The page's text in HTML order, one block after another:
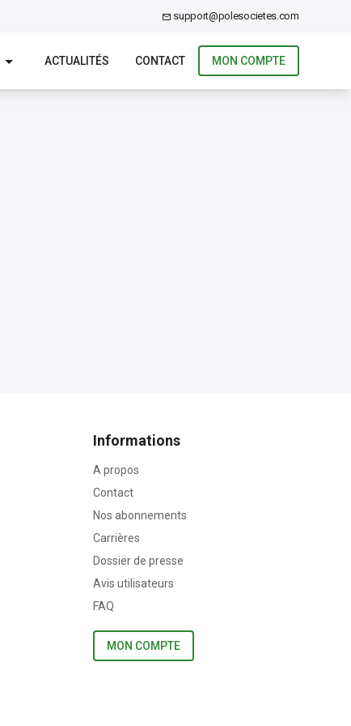
support@polesocietes.com
ACTUALITÉS CONTACT MON COMPTE
Informations
A propos
Contact
Nos abonnements
Carrières
Dossier de presse
Avis utilisateurs
FAQ
MON COMPTE